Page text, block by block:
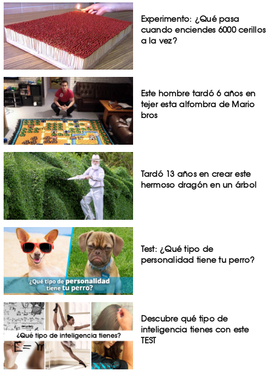
Experimento: ¿Qué pasa
cuando enciendes 6000 cerillos
a la vez?
Este hombre tardó 6 años en
tejer esta alfombra de Mario
bros
Tardó 13 años en crear este
hermoso dragón en un árbol
Test: ¿Qué tipo de
personalidad tiene tu perro?
Descubre qué tipo de
inteligencia tienes con este
TEST